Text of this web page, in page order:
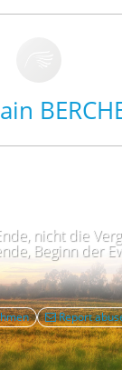
nicht die
Beginn der
Report